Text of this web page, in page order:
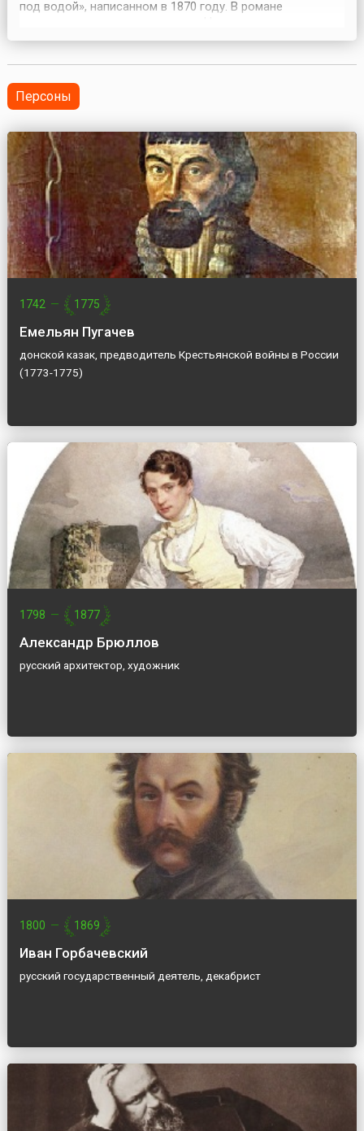
под водой», написанном в 1870 году. В романе
таранит и уничтожает надводные корабли, используя
лодки. Ни о каких прототипах торпед или иного оружия в
романе речи н...
Персоны
1742 — 1775
Емельян Пугачев
донской казак, предводитель Крестьянской войны в России
(1773-1775)
1798 — 1877
Александр Брюллов
русский архитектор, художник
1800 — 1869
Иван Горбачевский
русский государственный деятель, декабрист